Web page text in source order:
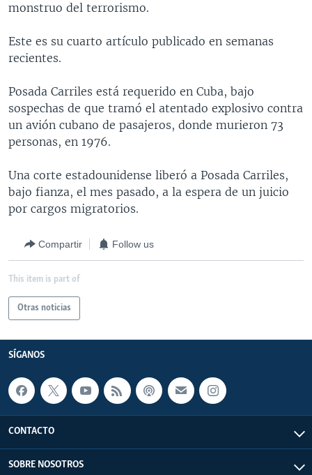
PANORAMA
ESTADOS UNIDOS AL DÍA
EL MUNDO AL DÍA [RADIO]
FORO [RADIO]
DEPORTIVO INTERNACIONAL
NOTA ECONÓMICA
ENTRETENIMIENTO
SÍGANOS
Idiomas
monstruo del terrorismo.
Este es su cuarto artículo publicado en semanas
recientes.
Posada Carriles está requerido en Cuba, bajo
sospechas de que tramó el atentado explosivo contra
un avión cubano de pasajeros, donde murieron 73
personas, en 1976.
Una corte estadounidense liberó a Posada Carriles,
bajo fianza, el mes pasado, a la espera de un juicio
por cargos migratorios.
Compartir Follow us
This item is part of
Otras noticias
SÍGANOS
CONTACTO
SOBRE NOSOTROS